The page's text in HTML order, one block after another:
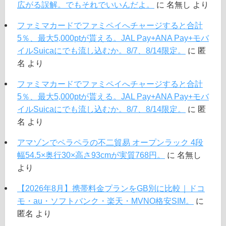
広がる誤解。でもそれでいいんだよ。 に 名無し より
ファミマカードでファミペイへチャージすると合計
5％、最大5,000ptが貰える。JAL Pay+ANA Pay+モバ
イルSuicaにでも流し込むか。8/7、8/14限定。
に 匿
名 より
ファミマカードでファミペイへチャージすると合計
5％、最大5,000ptが貰える。JAL Pay+ANA Pay+モバ
イルSuicaにでも流し込むか。8/7、8/14限定。
に 匿
名 より
アマゾンでペラペラの不二貿易 オープンラック 4段
幅54.5×奥行30×高さ93cmが実質768円。
に 名無し
より
【2026年8月】携帯料金プランをGB別に比較｜ドコ
モ・au・ソフトバンク・楽天・MVNO格安SIM。
に
匿名 より